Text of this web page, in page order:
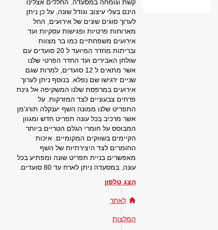
קשת וגומחה במסעדה. החללים אצלינו
הינם בעלי עיצוב וגודל שונה, על כן ניתן
לערוך סוגים שונים של אירועים, החל
מארוחות פרטיות ופגישות עסקיות ועד
אירועים משפחתיים כמו בר מצוות
ובריתות.מחדר המיועד ל 20 סועדים עם
שולחן האבירים ועד החדר הפרטי שלנו
אשר מתאים ל 12 סועדים, למרות שגם
שניים ירגישו שם נפלא. בנוסף ניתן לערוך
אירועים במרפסת שלנו המשקיפה אל גינת
פרחים צבעוניים לצד המזרקות. על
התפריט שלנו ממונה השף יענקלה תורג'מן
אשר מרכיב בכל עונה תפריט חדש ומגוון
המבוסס על חומרי הגלם הטריים ביותר
הקיימים בשווקים המקומיים. איכות
החומרים לצד היצירתיות של השף
מאפשרים בניית תפריט שונה ומפתיע בכל
עונה, במסעדה ניתן לארח עד 80 סועדים.
הצג טלפון
לאתר
המלצות